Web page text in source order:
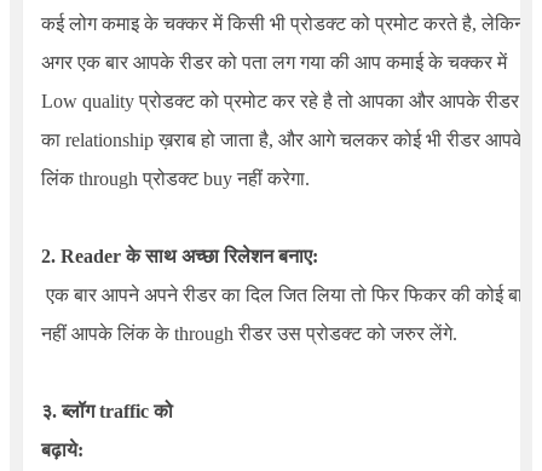
कई लोग कमाइ के चक्कर में किसी भी प्रोडक्ट को प्रमोट करते है, लेकिन
अगर एक बार आपके रीडर को पता लग गया की आप कमाई के चक्कर में
Low quality प्रोडक्ट को प्रमोट कर रहे है तो आपका और आपके रीडर
का relationship ख़राब हो जाता है, और आगे चलकर कोई भी रीडर आपके
लिंक through प्रोडक्ट buy नहीं करेगा.
2. Reader के साथ अच्छा रिलेशन बनाए:
एक बार आपने अपने रीडर का दिल जित लिया तो फिर फिकर की कोई बात
नहीं आपके लिंक के through रीडर उस प्रोडक्ट को जरुर लेंगे.
३. ब्लॉग traffic को
बढ़ाये: